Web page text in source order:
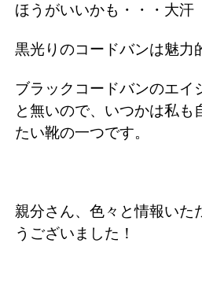
ほうがいいかも・・・大汗
黒光りのコードバンは魅力
ブラックコードバンのエイ
と無いので、いつかは私も
たい靴の一つです。
親分さん、色々と情報いた
うございました！